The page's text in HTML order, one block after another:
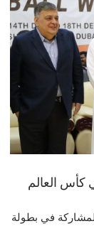
كأس العالم
في بطولة